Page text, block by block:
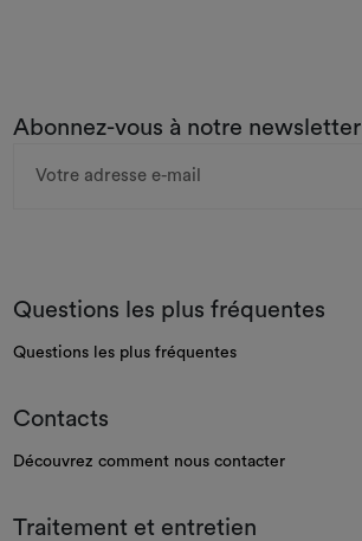
Abonnez-vous à notre newsletter
Questions les plus fréquentes
Questions les plus fréquentes
Contacts
Découvrez comment nous contacter
Traitement et entretien